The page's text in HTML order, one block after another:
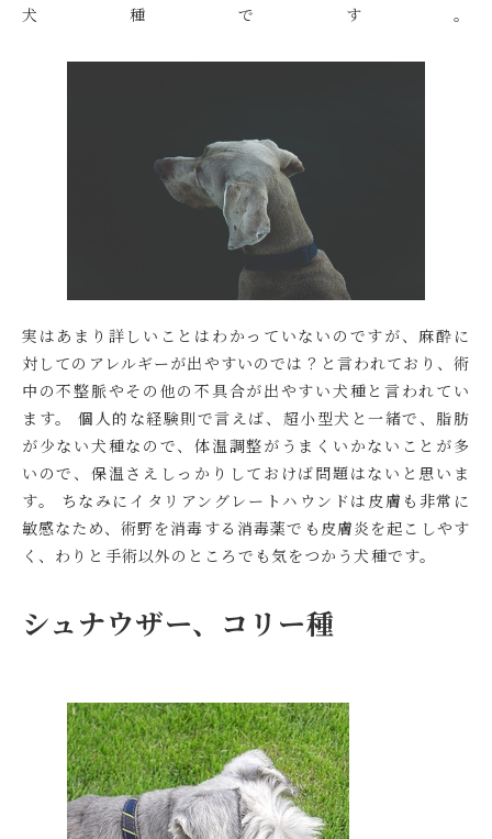
犬種です。
実はあまり詳しいことはわかっていないのですが、麻酔に
対してのアレルギーが出やすいのでは？と言われており、術
中の不整脈やその他の不具合が出やすい犬種と言われてい
ます。 個人的な経験則で言えば、超小型犬と一緒で、脂肪
が少ない犬種なので、体温調整がうまくいかないことが多
いので、保温さえしっかりしておけば問題はないと思いま
す。 ちなみにイタリアングレートハウンドは皮膚も非常に
敏感なため、術野を消毒する消毒薬でも皮膚炎を起こしやす
く、わりと手術以外のところでも気をつかう犬種です。
シュナウザー、コリー種